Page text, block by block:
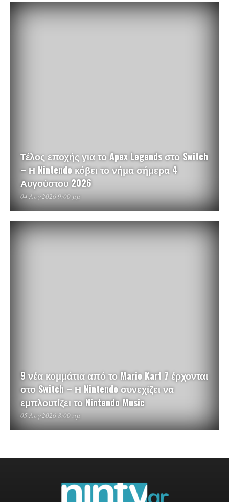
Τέλος εποχής για το Apex Legends στο Switch
– Η Nintendo κόβει το νήμα σήμερα 4
Αυγούστου 2026
04 Αυγ 2026 9:00 μμ
9 νέα κομμάτια από το Mario Kart 7 έρχονται
στο Switch – Η Nintendo συνεχίζει να
εμπλουτίζει το Nintendo Music
05 Αυγ 2026 8:00 πμ